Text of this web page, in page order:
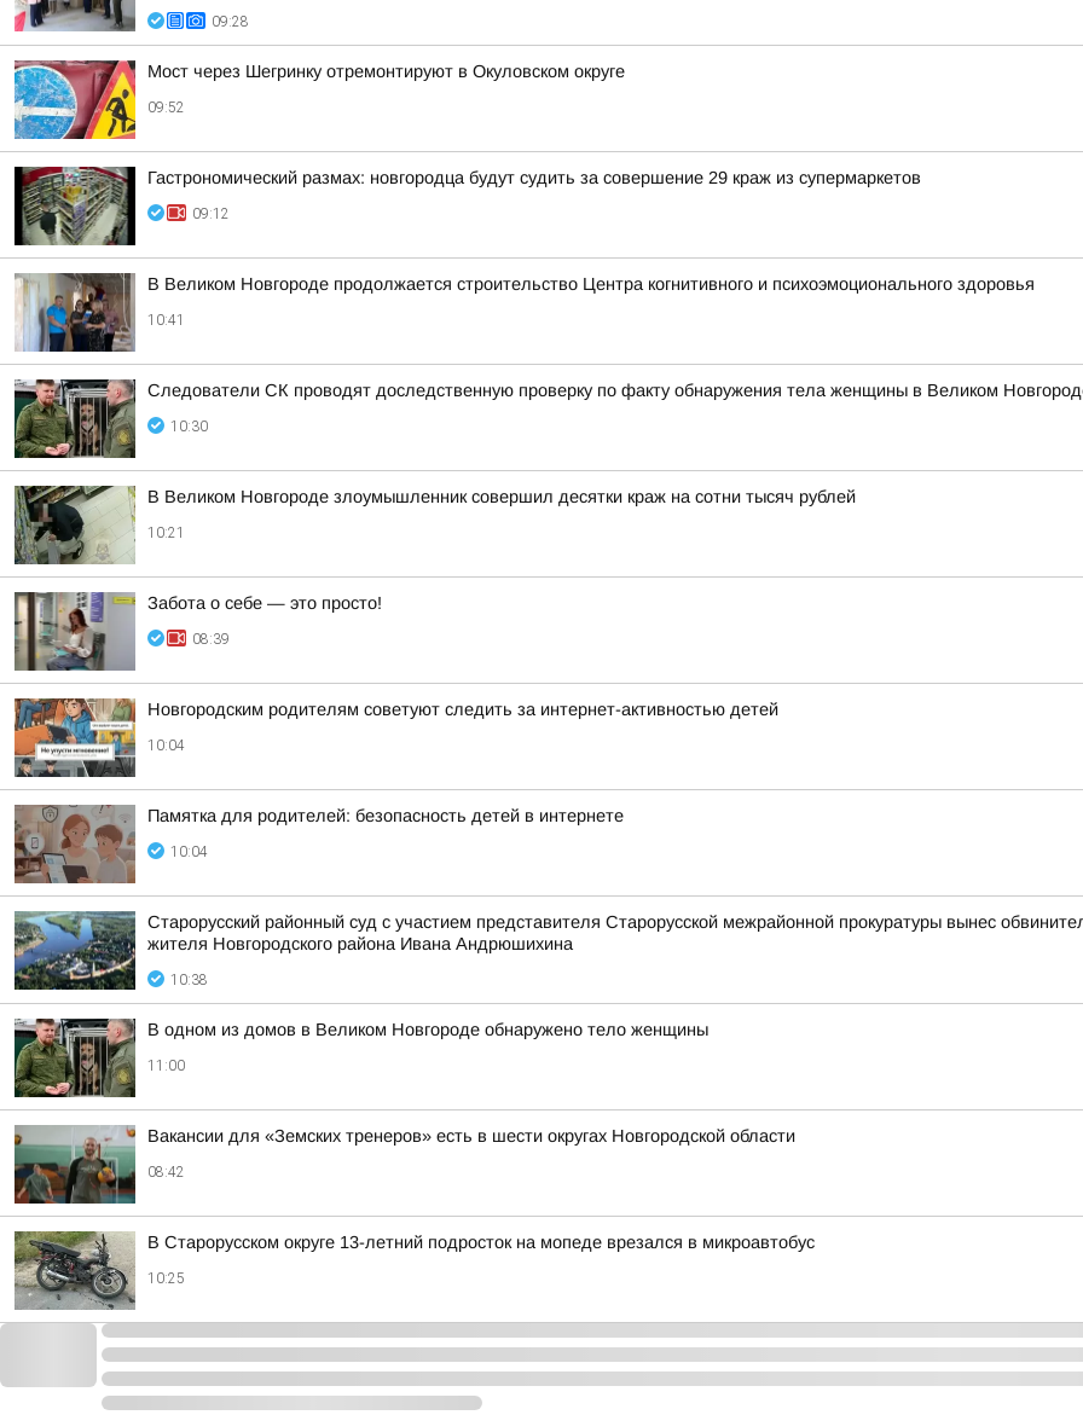
09:28
Мост через Шегринку отремонтируют в Окуловском округе
09:52
Гастрономический размах: новгородца будут судить за совершение 29 краж из супермаркетов
09:12
В Великом Новгороде продолжается строительство Центра когнитивного и психоэмоционального здоровья
10:41
Следователи СК проводят доследственную проверку по факту обнаружения тела женщины в Великом
10:30
В Великом Новгороде злоумышленник совершил десятки краж на сотни тысяч рублей
10:21
Забота о себе — это просто!
08:39
Новгородским родителям советуют следить за интернет-активностью детей
10:04
Памятка для родителей: безопасность детей в интернете
10:04
Старорусский районный суд с участием представителя Старорусской межрайонной прокуратуры вынес
жителя Новгородского района Ивана Андрюшихина
10:38
В одном из домов в Великом Новгороде обнаружено тело женщины
11:00
Вакансии для «Земских тренеров» есть в шести округах Новгородской области
08:42
В Старорусском округе 13-летний подросток на мопеде врезался в микроавтобус
10:25